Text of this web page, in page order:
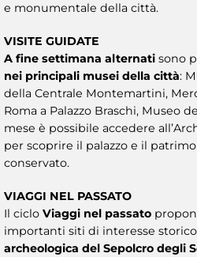
e monumentale della città.
VISITE GUIDATE
A fine settimana alternati sono
nei principali musei della città:
della Centrale Montemartini,
Roma a Palazzo Braschi, Museo
mese è possibile accedere
per scoprire il palazzo e il
conservato.
VIAGGI NEL PASSATO
Il ciclo Viaggi nel passato
importanti siti di interesse
archeologica del Sepolcro degli